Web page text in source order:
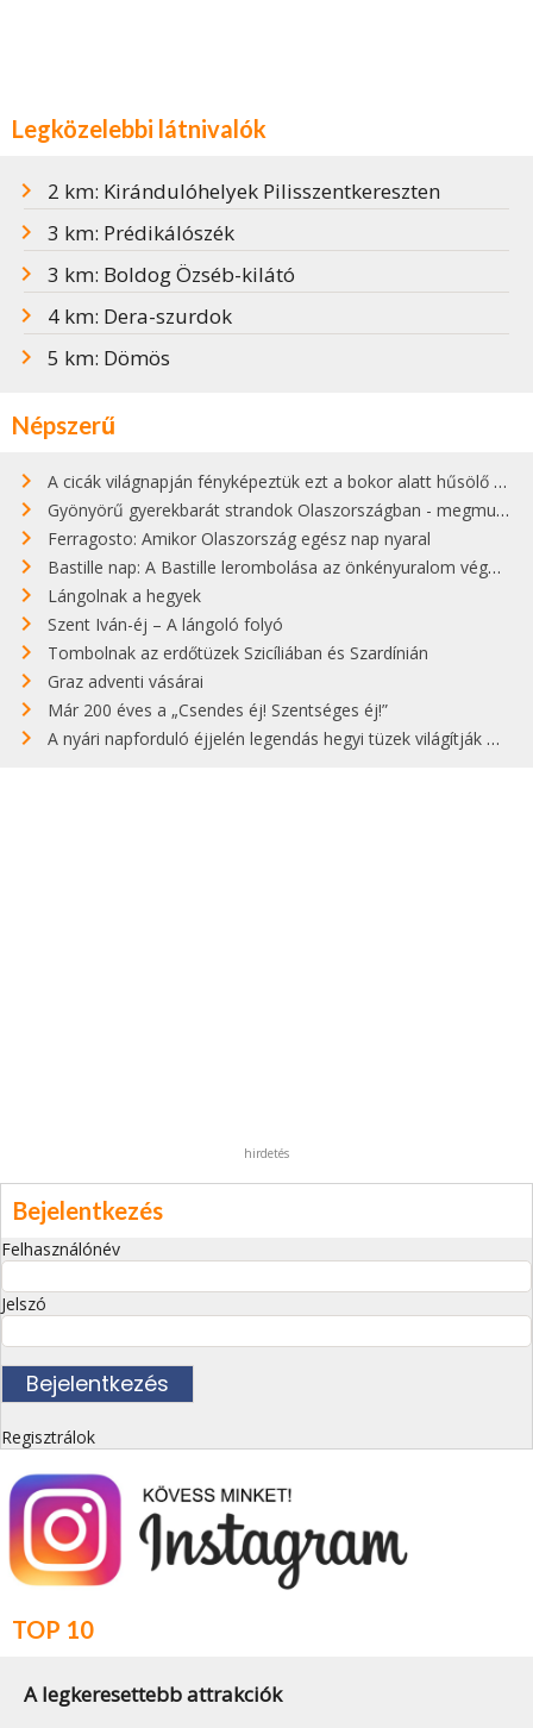
Legközelebbi látnivalók
2 km: Kirándulóhelyek Pilisszentkereszten
3 km: Prédikálószék
3 km: Boldog Özséb-kilátó
4 km: Dera-szurdok
5 km: Dömös
Népszerű
A cicák világnapján fényképeztük ezt a bokor alatt hűsölő cicát Kisorosziban
Gyönyörű gyerekbarát strandok Olaszországban - megmutatjuk a 15 legjobbat
Ferragosto: Amikor Olaszország egész nap nyaral
Bastille nap: A Bastille lerombolása az önkényuralom végét jelentette
Lángolnak a hegyek
Szent Iván-éj – A lángoló folyó
Tombolnak az erdőtüzek Szicíliában és Szardínián
Graz adventi vásárai
Már 200 éves a „Csendes éj! Szentséges éj!”
A nyári napforduló éjjelén legendás hegyi tüzek világítják meg Zugspitzét
hirdetés
Bejelentkezés
Felhasználónév
Jelszó
Regisztrálok
TOP 10
A legkeresettebb attrakciók